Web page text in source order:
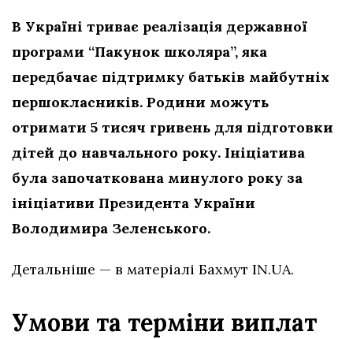
В Україні триває реалізація державної
програми “Пакунок школяра”, яка
передбачає підтримку батьків майбутніх
першокласників. Родини можуть
отримати 5 тисяч гривень для підготовки
дітей до навчального року. Ініціатива
була започаткована минулого року за
ініціативи Президента України
Володимира Зеленського.
Детальніше — в матеріалі Бахмут IN.UA.
Умови та терміни виплат